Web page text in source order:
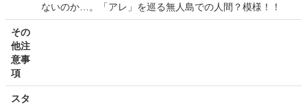
ないのか…。「アレ」を巡る無人島での人間？模様！！
その
他注
意事
項
スタ